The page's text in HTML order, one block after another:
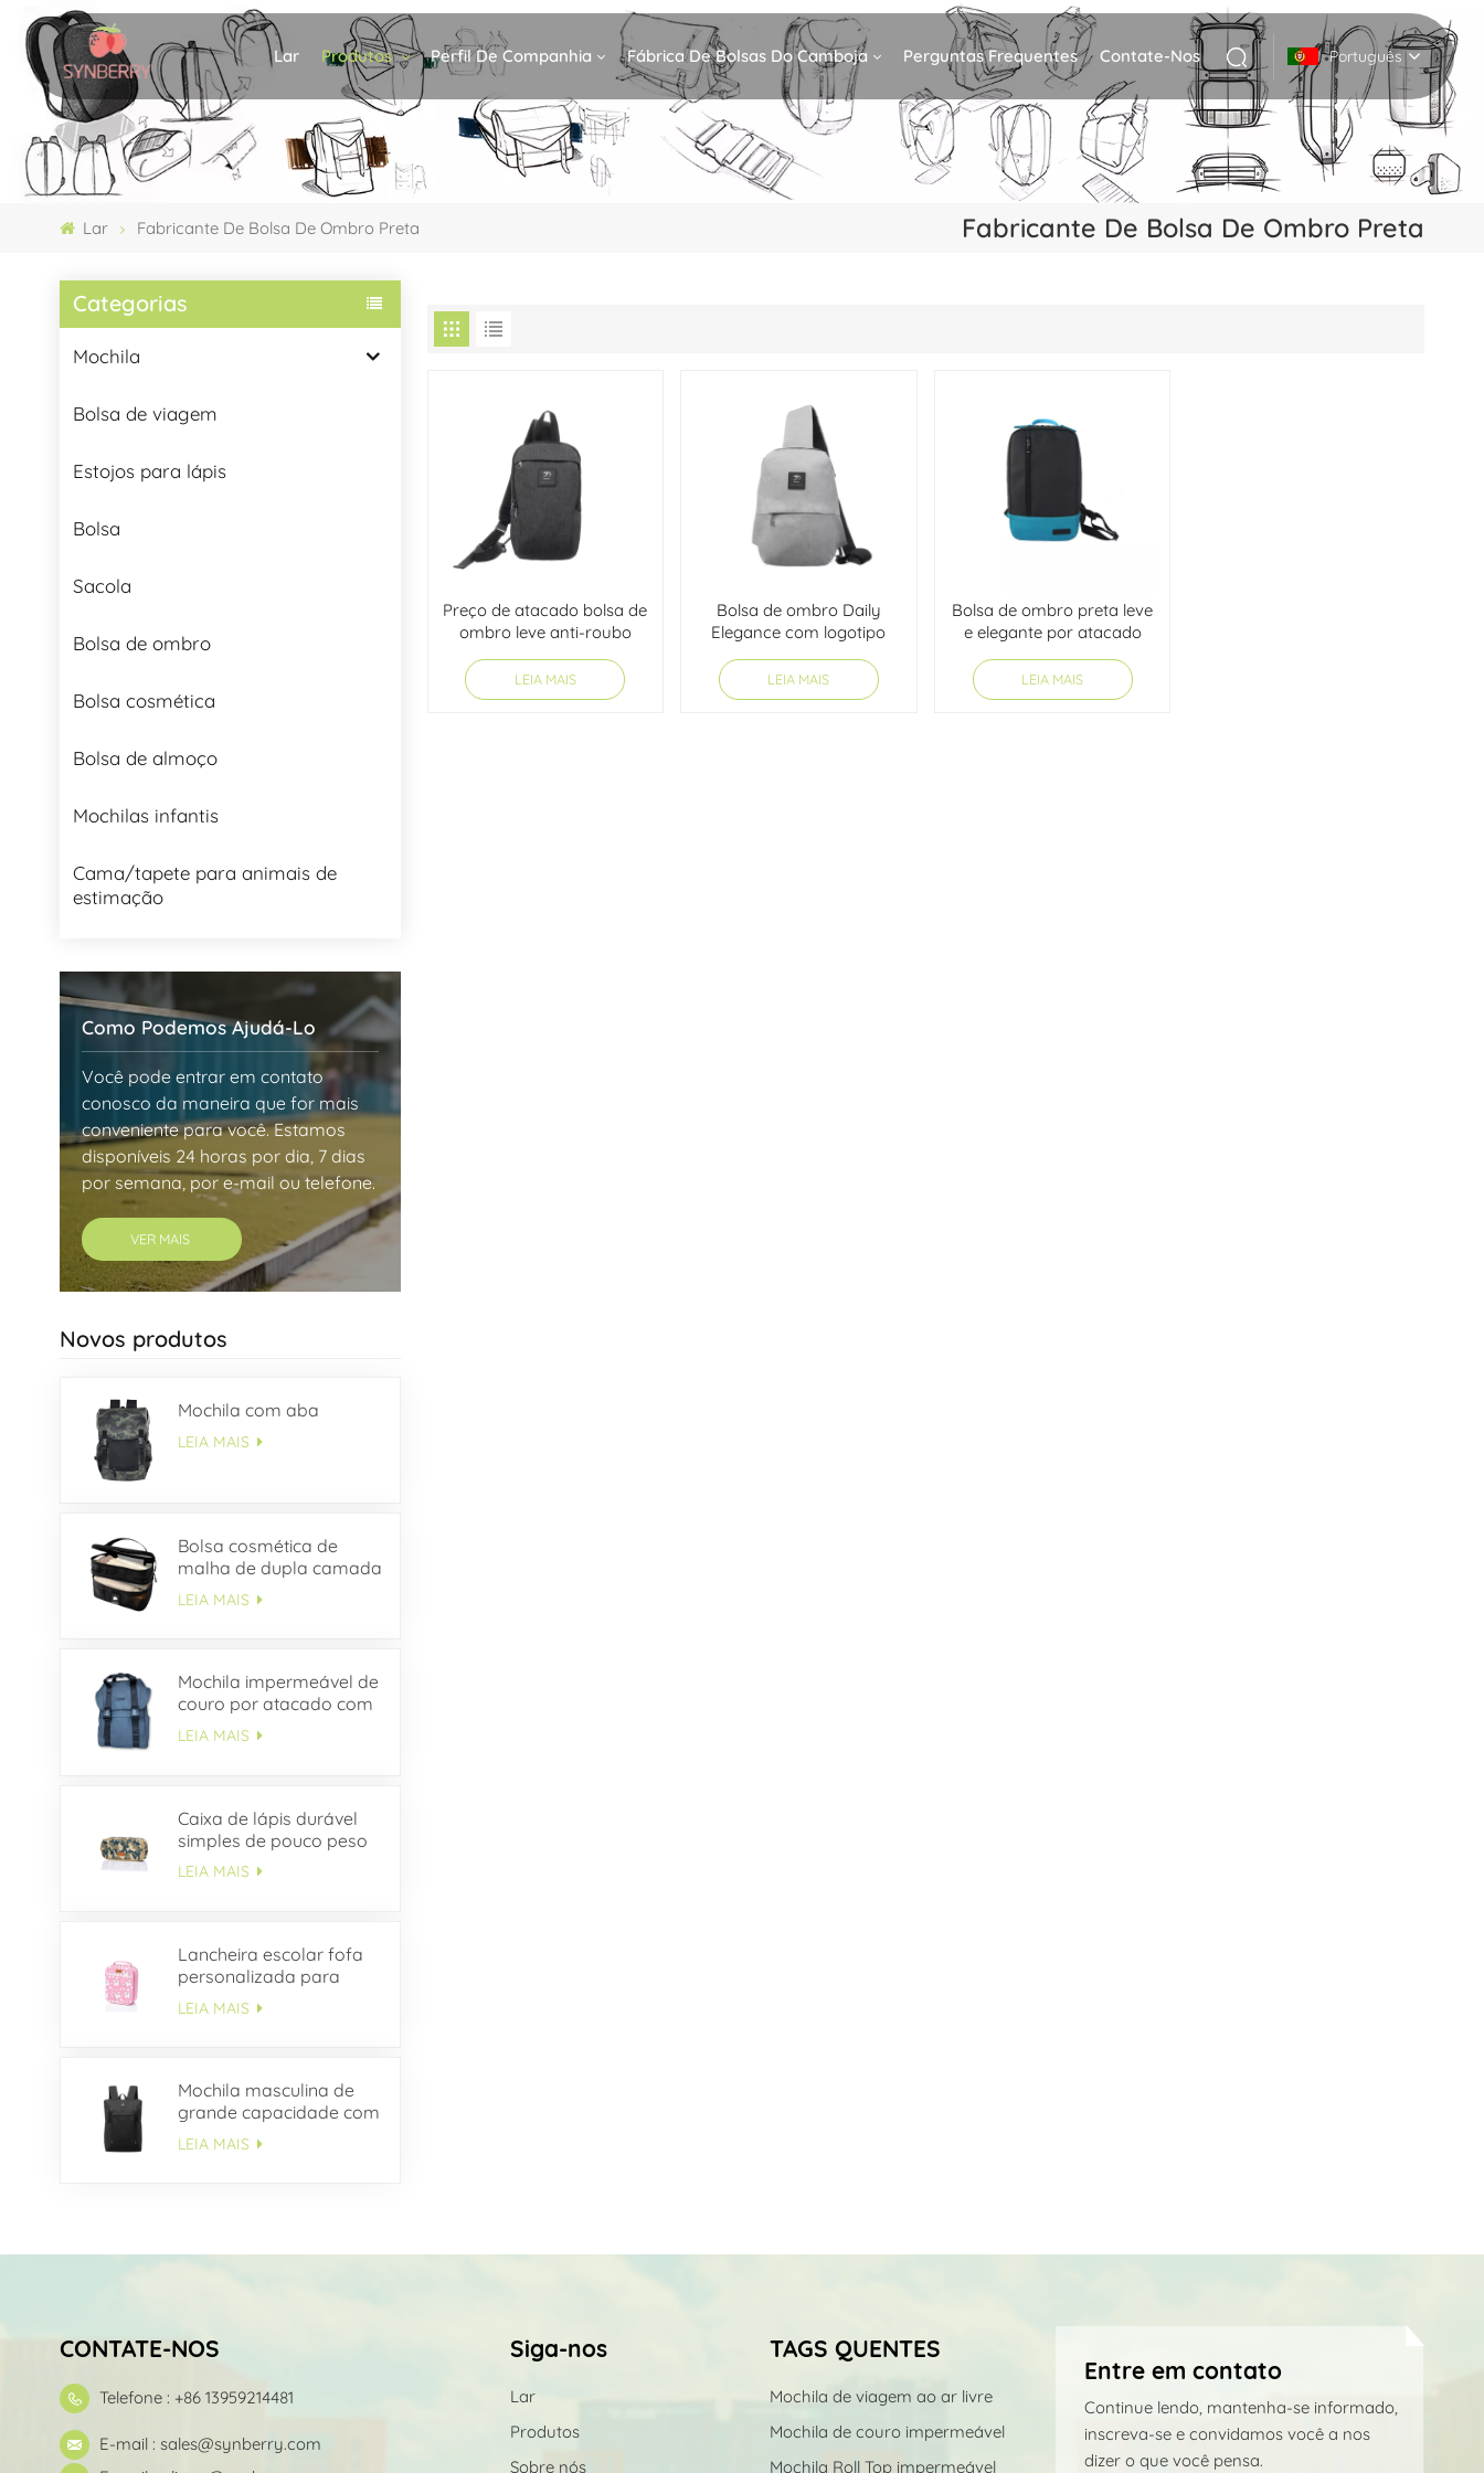
Lar Produtos Perfil De Companhia Fábrica De Bolsas Do Camboja Perguntas Frequentes Contate-Nos Português
English
Italiano
Lar Fabricante De Bolsa De Ombro Preta Fabricante De Bolsa De Ombro Preta
Categorias
Mochila
Bolsa de viagem
Estojos para lápis
Bolsa
Sacola
Bolsa de ombro
Bolsa cosmética
Bolsa de almoço
Mochilas infantis
Cama/tapete para animais de
estimação
Como Podemos Ajudá-Lo
Você pode entrar em contato
conosco da maneira que for mais
conveniente para você. Estamos
disponíveis 24 horas por dia, 7 dias
por semana, por e-mail ou telefone.
VER MAIS
Novos produtos
Mochila com aba
LEIA MAIS
Bolsa cosmética de
malha de dupla camada
LEIA MAIS
Mochila impermeável de
couro por atacado com
aba de fivela
LEIA MAIS
Caixa de lápis durável
simples de pouco peso
da lona do estudante do
ODM
LEIA MAIS
Lancheira escolar fofa
personalizada para
crianças
LEIA MAIS
Mochila masculina de
grande capacidade com
vários bolsos OEM
LEIA MAIS
Preço de atacado bolsa de
ombro leve anti-roubo
LEIA MAIS
Bolsa de ombro Daily
Elegance com logotipo
LEIA MAIS
Bolsa de ombro preta leve
e elegante por atacado
LEIA MAIS
CONTATE-NOS
Telefone : +86 13959214481
E-mail : sales@synberry.com
Siga-nos
Lar
Produtos
Sobre nós
TAGS QUENTES
Mochila de viagem ao ar livre
Mochila de couro impermeável
Mochila Roll Top impermeável
Entre em contato
Continue lendo, mantenha-se informado,
inscreva-se e convidamos você a nos
dizer o que você pensa.